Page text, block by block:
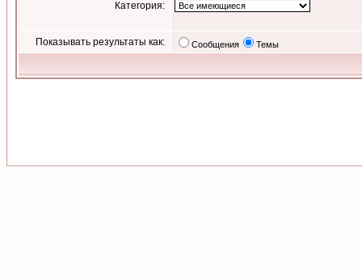
Категория:
Показывать результаты как: Сообщения Темы